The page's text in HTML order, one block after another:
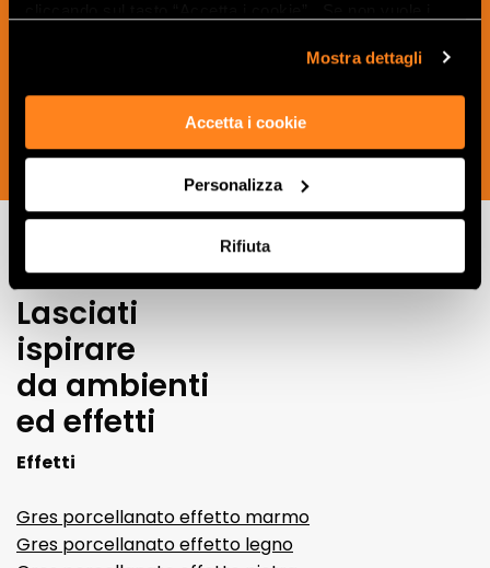
Mostra dettagli
Accetta i cookie
Personalizza
Rifiuta
ISCRIVITI ORA
FAP Ceramiche: PLEIN AIR Scopri le altre collezioni
Lasciati
ispirare
da ambienti
ed effetti
Effetti
Gres porcellanato effetto marmo
Gres porcellanato effetto legno